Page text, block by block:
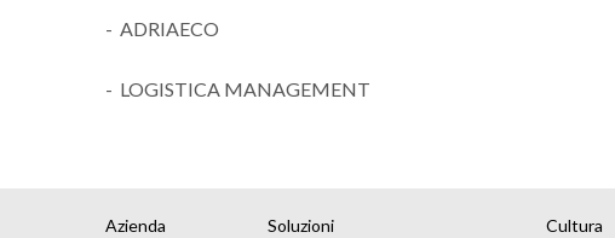
- ADRIAECO
- LOGISTICA MANAGEMENT
Azienda Soluzioni Cultura